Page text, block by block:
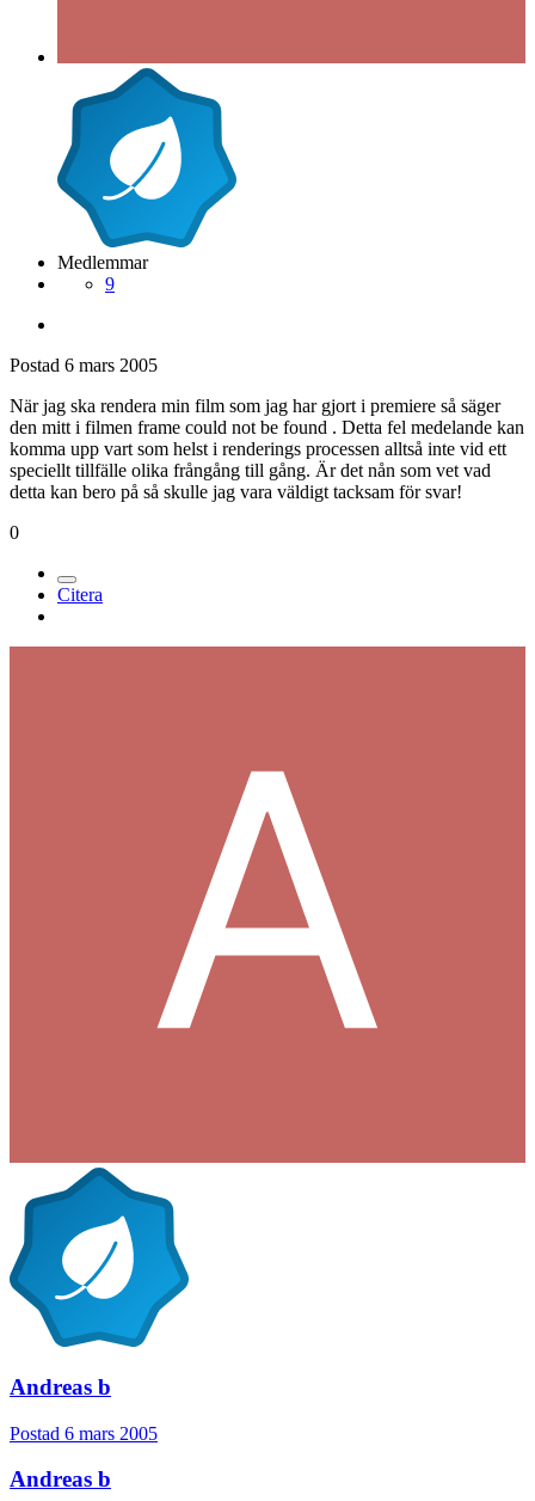
Medlemmar
9
Postad 6 mars 2005
När jag ska rendera min film som jag har gjort i premiere så säger
den mitt i filmen frame could not be found . Detta fel medelande kan
komma upp vart som helst i renderings processen alltså inte vid ett
speciellt tillfälle olika frångång till gång. Är det nån som vet vad
detta kan bero på så skulle jag vara väldigt tacksam för svar!
0
Citera
Andreas b
Postad 6 mars 2005
Andreas b